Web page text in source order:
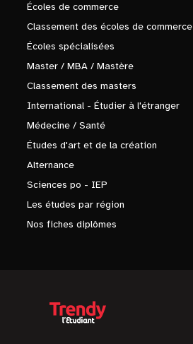
Écoles de commerce
Classement des écoles de commerce
Écoles spécialisées
Master / MBA / Mastère
Classement des masters
International - Étudier à l'étranger
Médecine / Santé
Études d'art et de la création
Alternance
Sciences po - IEP
Les études par région
Nos fiches diplômes